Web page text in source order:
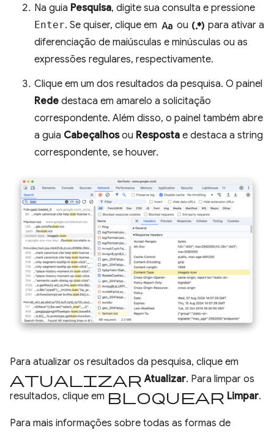
Na guia Pesquisa, digite sua consulta e pressione
Enter. Se quiser, clique em match_case ou regular_expression para ativar a
diferenciação de maiúsculas e minúsculas ou as
expressões regulares, respectivamente.
Clique em um dos resultados da pesquisa. O painel
Rede destaca em amarelo a solicitação
correspondente. Além disso, o painel também abre
a guia Cabeçalhosou Resposta e destaca a string
correspondente, se houver.
Para atualizar os resultados da pesquisa, clique em
atualizar Atualizar. Para limpar os
resultados, clique em bloquear Limpar.
Para mais informações sobre todas as formas de